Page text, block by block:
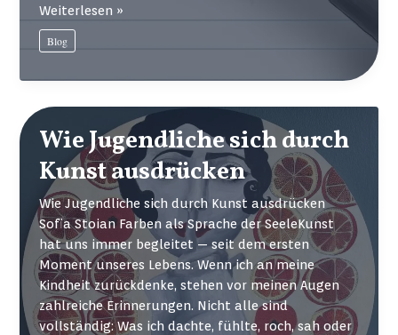
KI
&
Schulen
sie
uns
gefährdet
und
uns
hilft
Weiterlesen »
Blog
Wie Jugendliche sich durch
Kunst ausdrücken
Wie Jugendliche sich durch Kunst ausdrücken
Sofia Stoian Farben als Sprache der SeeleKunst
hat uns immer begleitet — seit dem ersten
Moment unseres Lebens. Wenn ich an meine
Kindheit zurückdenke, stehen vor meinen Augen
zahlreiche Erinnerungen. Nicht alle sind
vollständig: Was ich dachte, fühlte, roch, sah oder